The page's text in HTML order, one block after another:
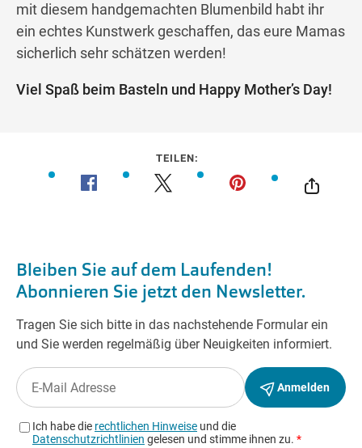
mit diesem handgemachten Blumenbild habt ihr
ein echtes Kunstwerk geschaffen, das eure Mamas
sicherlich sehr schätzen werden!
Viel Spaß beim Basteln und Happy Mother’s Day!
TEILEN: